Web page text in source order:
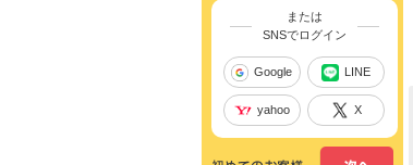
または
SNSでログイン
Google LINE
yahoo X